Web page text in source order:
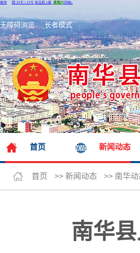
无障碍浏览 长者模式
首页 新闻动态
首页 >> 新闻动态 >> 南华动
南华